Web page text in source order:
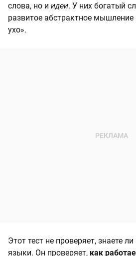
слова, но и идеи. У них богатый
развитое абстрактное мышление
ухо».
Этот тест не проверяет, знаете
языки. Он проверяет, как